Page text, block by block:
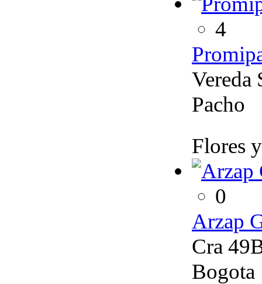
4
Vereda
Pacho
Flores
0
Arzap
Cra
Bogota